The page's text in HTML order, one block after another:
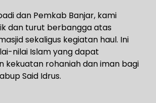
dan Pemkab Banjar, kami
dan turut berbangga atas
sekaligus kegiatan haul. Ini
nilai Islam yang dapat
kekuatan rohaniah dan iman bagi
Said Idrus.